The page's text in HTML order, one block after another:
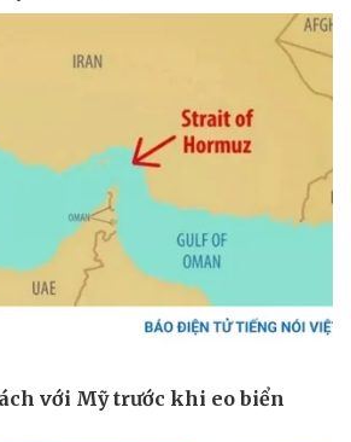
Quân sự - Quốc phòng
Vũ khí
Phân tích